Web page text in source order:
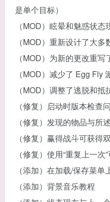
是单个目标）
（MOD）眩晕和魅惑状
（MOD）重新设计了大
（MOD）为新的更改重写
（MOD）减少了 Egg Fly
（MOD）调整了逃脱和抵
（修复）启动时版本检查
（修复）发现的物品与所
（修复）赢得战斗可获得
（修复）使用“重复上一
（添加）在加载/保存菜
（添加）背景音乐教程